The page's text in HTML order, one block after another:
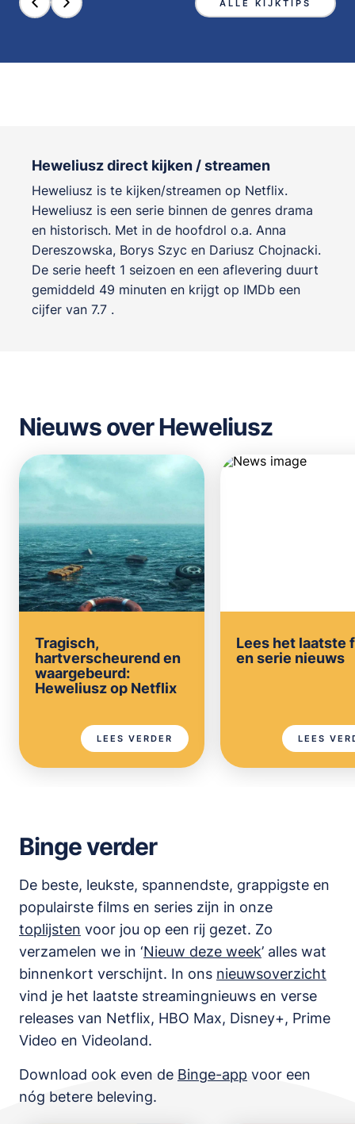
ALLE KIJKTIPS
Heweliusz direct kijken / streamen
Heweliusz is te kijken/streamen op Netflix.
Heweliusz is een serie binnen de genres drama
en historisch. Met in de hoofdrol o.a. Anna
Dereszowska, Borys Szyc en Dariusz Chojnacki.
De serie heeft 1 seizoen en een aflevering duurt
gemiddeld 49 minuten en krijgt op IMDb een
cijfer van 7.7 .
Nieuws over Heweliusz
Tragisch,
hartverscheurend en
waargebeurd:
Heweliusz op Netflix
LEES VERDER
Lees het laatste
en serie nieuws
LEES
Binge verder
De beste, leukste, spannendste, grappigste en
populairste films en series zijn in onze
toplijsten voor jou op een rij gezet. Zo
verzamelen we in ‘Nieuw deze week’ alles wat
binnenkort verschijnt. In ons nieuwsoverzicht
vind je het laatste streamingnieuws en verse
releases van Netflix, HBO Max, Disney+, Prime
Video en Videoland.
Download ook even de Binge-app voor een
nóg betere beleving.